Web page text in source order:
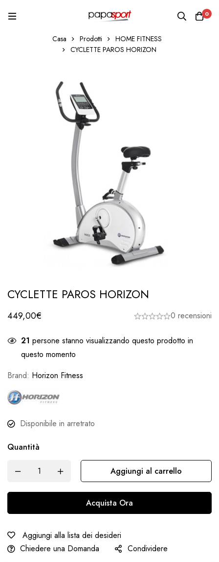
0
Casa Prodotti
HOME FITNESS
CYCLETTE PAROS HORIZON
CYCLETTE PAROS HORIZON
449,00€ 0 recensioni
21 persone stanno visualizzando questo prodotto in
questo momento
Brand: Horizon Fitness
Disponibile in arretrato
Quantità
Aggiungi al carrello
Acquista Ora
Aggiungi alla lista dei desideri
Chiedere una Domanda
Condividere